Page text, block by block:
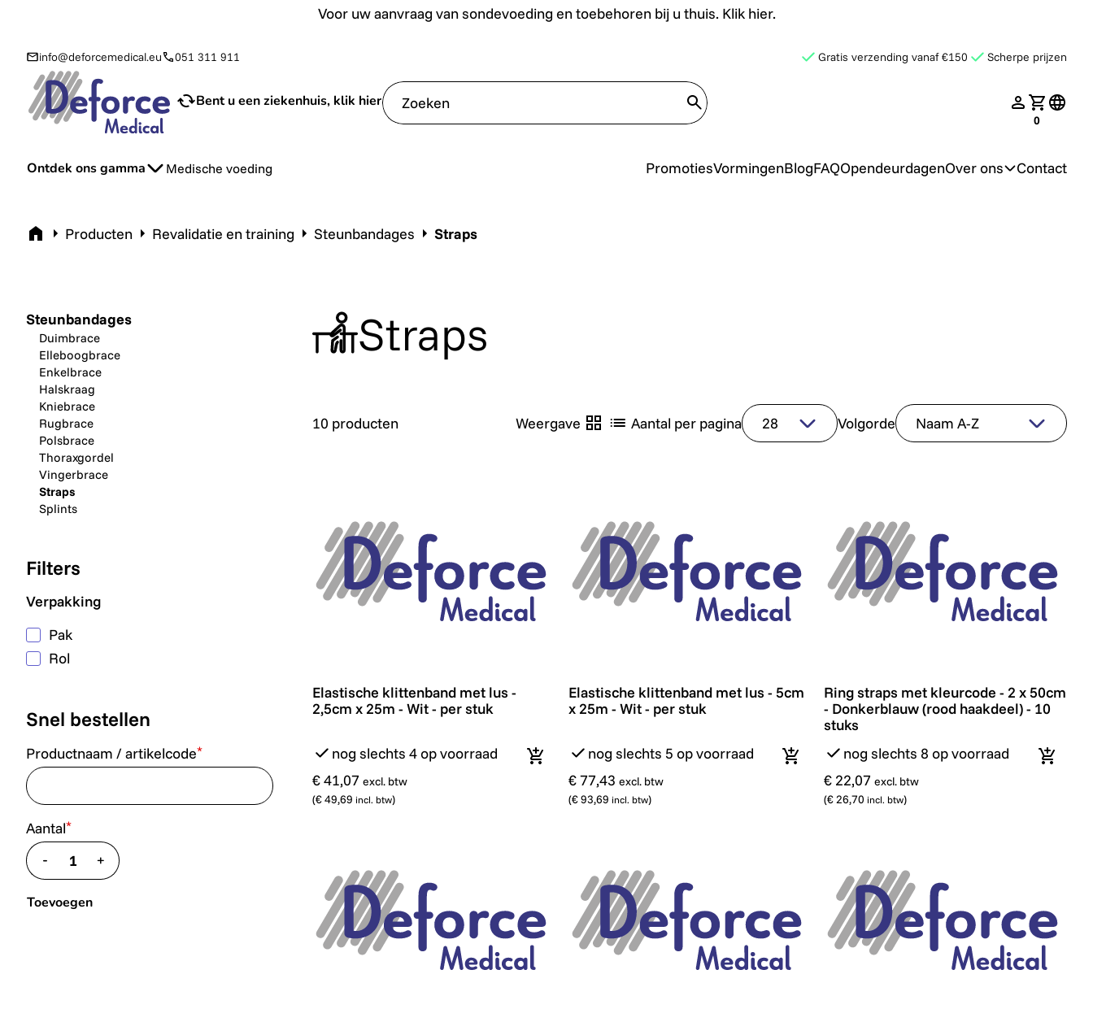
Voor uw aanvraag van sondevoeding en toebehoren bij u thuis. Klik hier.
Voor uw aanvraag van sondevoeding en toebehoren bij u thuis. Klik hier.
info@deforcemedical.eu 051 311 911 Gratis verzending vanaf €150 Scherpe prijzen
Bent u een ziekenhuis, klik hier
translate.search nav.login
Jouw
0
Ontdek ons gamma Medische voeding PromotiesVormingenBlogFAQOpendeurdagenOver ons Contact
Home Producten Revalidatie en training Steunbandages Straps
Straps
10 producten Weergave Aantal per pagina Volgorde
Elastische klittenband met lus - 2,5cm x 25m - Wit - per stuk
Elastische klittenband met lus -
2,5cm x 25m - Wit - per stuk
nog slechts 4 op voorraad
€ 41,07 excl. btw
(€ 49,69 incl. btw)
In winkelmandje
Elastische klittenband met lus - 5cm x 25m - Wit - per stuk
Elastische klittenband met lus - 5cm
x 25m - Wit - per stuk
nog slechts 5 op voorraad
€ 77,43 excl. btw
(€ 93,69 incl. btw)
In winkelmandje
Ring straps met kleurcode - 2 x 50cm -
Ring straps met kleurcode - 2 x 50cm
- Donkerblauw (rood haakdeel) - 10
stuks
nog slechts 8 op voorraad
€ 22,07 excl. btw
(€ 26,70 incl. btw)
In
Steunbandages
Duimbrace
Elleboogbrace
Enkelbrace
Halskraag
Kniebrace
Rugbrace
Polsbrace
Thoraxgordel
Vingerbrace
Straps
Splints
Filters
Verpakking
Pak
Rol
Snel bestellen
Productnaam / artikelcode*
Aantal*
-translate.decrease
+translate.increase
Toevoegen